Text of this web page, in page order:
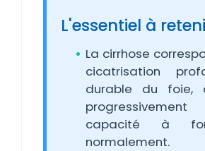
L'essentiel à
La cirrhose
cicatrisation
durable du foie,
capacité à
normalement.